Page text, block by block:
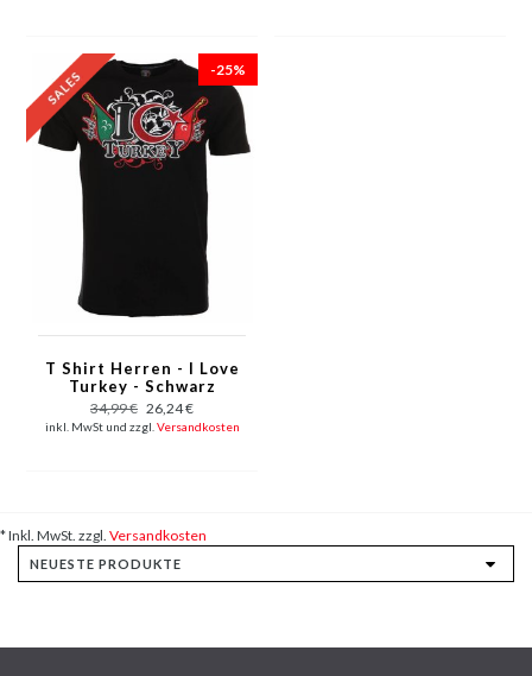
-25%
T Shirt Herren - I Love
Turkey - Schwarz
34,99 € 26,24 €
inkl. MwSt und zzgl. Versandkosten
* Inkl. MwSt. zzgl. Versandkosten